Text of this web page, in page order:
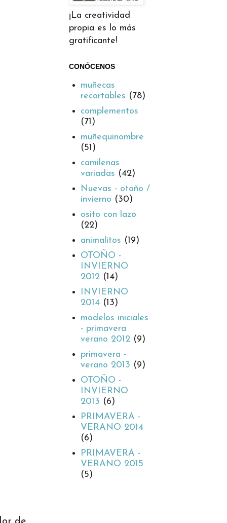
¡La creatividad
propia es lo más
gratificante!
CONÓCENOS
muñecas
recortables (78)
complementos
(71)
muñequinombre
(51)
camilenas
variadas (42)
Nuevas - otoño /
invierno (30)
osito con lazo
(22)
animalitos (19)
OTOÑO -
INVIERNO
2012 (14)
INVIERNO
2014 (13)
modelos iniciales
- primavera
verano 2012 (9)
primavera -
verano 2013 (9)
OTOÑO -
INVIERNO
2013 (6)
PRIMAVERA -
VERANO 2014
(6)
PRIMAVERA -
VERANO 2015
(5)